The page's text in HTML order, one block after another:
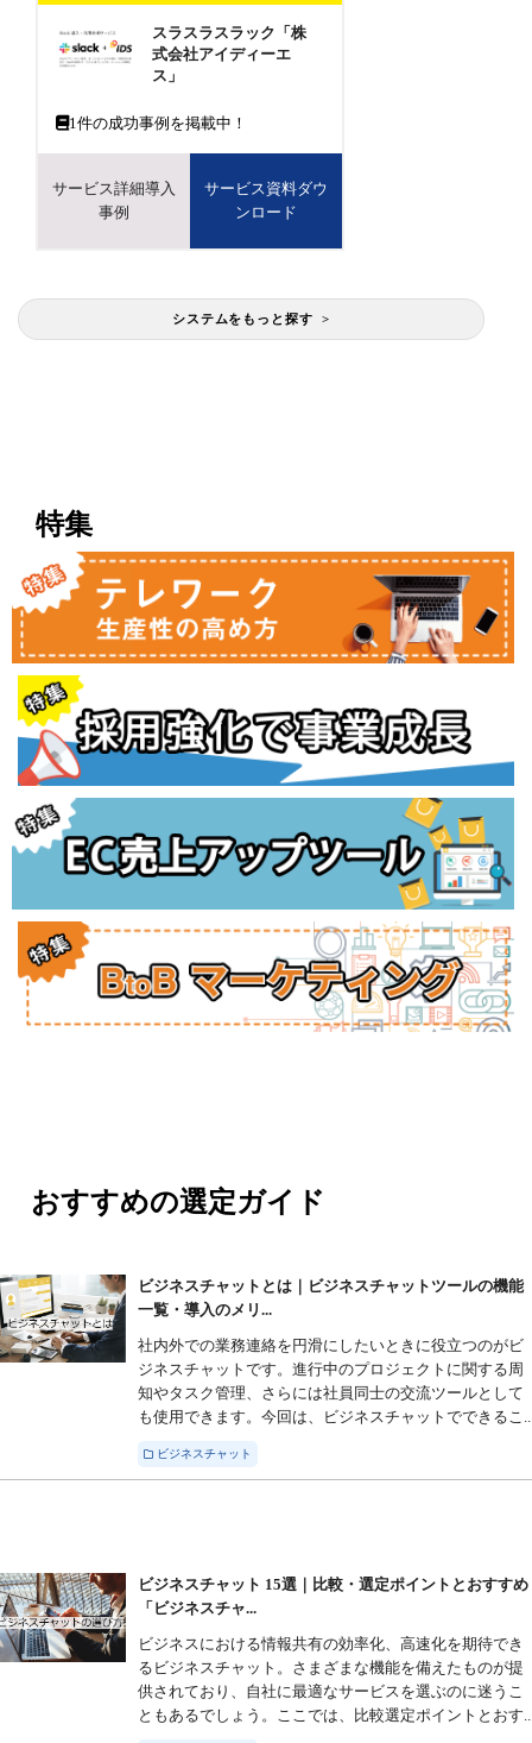
スラスラスラック「株
式会社アイディーエ
ス」
1件の成功事例を掲載中！
サービス詳細導入
事例
サービス資料ダウ
ンロード
システムをもっと探す >
特集
おすすめの選定ガイド
ビジネスチャットとは｜ビジネスチャットツールの機能
一覧・導入のメリ...
社内外での業務連絡を円滑にしたいときに役立つのがビ
ジネスチャットです。進行中のプロジェクトに関する周
知やタスク管理、さらには社員同士の交流ツールとして
も使用できます。今回は、ビジネスチャットでできるこ
ビジネスチャット
ビジネスチャット 15選｜比較・選定ポイントとおすすめ
「ビジネスチャ...
ビジネスにおける情報共有の効率化、高速化を期待でき
るビジネスチャット。さまざまな機能を備えたものが提
供されており、自社に最適なサービスを選ぶのに迷うこ
ともあるでしょう。ここでは、比較選定ポイントとおす